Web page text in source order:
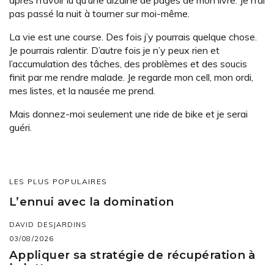
pas passé la nuit à tourner sur moi-même.
La vie est une course. Des fois j’y pourrais quelque chose.
Je pourrais ralentir. D’autre fois je n’y peux rien et
l’accumulation des tâches, des problèmes et des soucis
finit par me rendre malade. Je regarde mon cell, mon ordi,
mes listes, et la nausée me prend.
Mais donnez-moi seulement une ride de bike et je serai
guéri.
LES PLUS POPULAIRES
L’ennui avec la domination
DAVID DESJARDINS
03/08/2026
Appliquer sa stratégie de récupération à